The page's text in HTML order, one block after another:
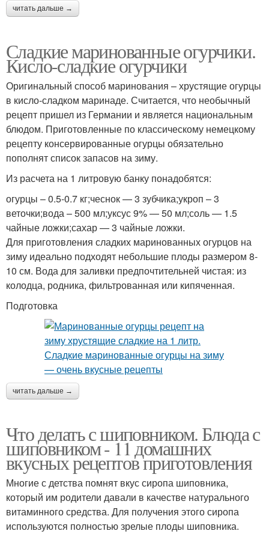
читать дальше →
Сладкие маринованные огурчики.
Кисло-сладкие огурчики
Оригинальный способ маринования – хрустящие огурцы
в кисло-сладком маринаде. Считается, что необычный
рецепт пришел из Германии и является национальным
блюдом. Приготовленные по классическому немецкому
рецепту консервированные огурцы обязательно
пополнят список запасов на зиму.
Из расчета на 1 литровую банку понадобятся:
огурцы – 0.5-0.7 кг;чеснок — 3 зубчика;укроп – 3
веточки;вода – 500 мл;уксус 9% — 50 мл;соль — 1.5
чайные ложки;сахар — 3 чайные ложки.
Для приготовления сладких маринованных огурцов на
зиму идеально подходят небольшие плоды размером 8-
10 см. Вода для заливки предпочтительней чистая: из
колодца, родника, фильтрованная или кипяченная.
Подготовка
читать дальше →
Что делать с шиповником. Блюда с
шиповником - 11 домашних
вкусных рецептов приготовления
Многие с детства помнят вкус сиропа шиповника,
который им родители давали в качестве натурального
витаминного средства. Для получения этого сиропа
используются полностью зрелые плоды шиповника.